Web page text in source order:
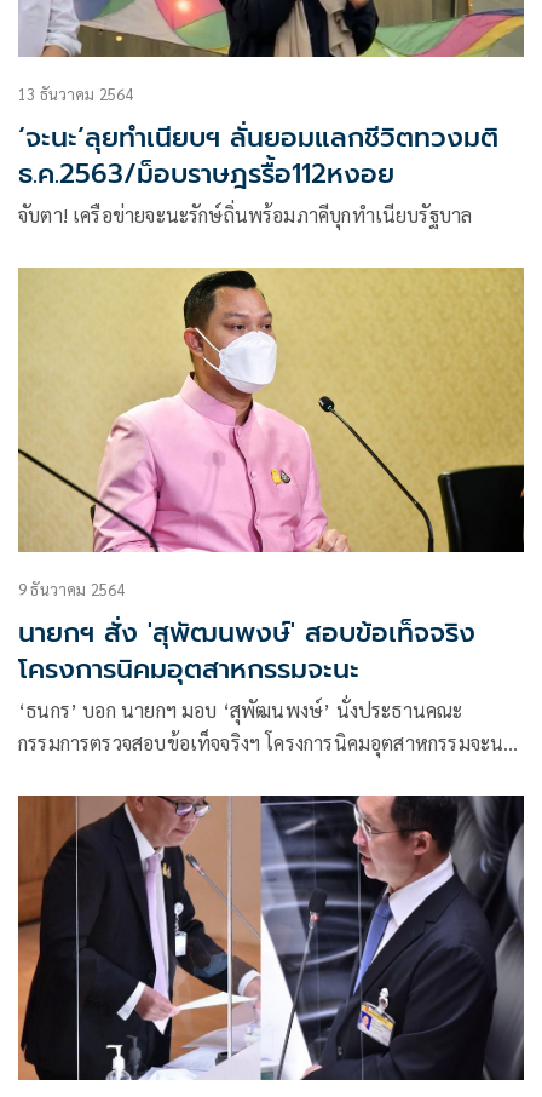
13 ธันวาคม 2564
‘จะนะ’ลุยทำเนียบฯ ลั่นยอมแลกชีวิตทวงมติ
ธ.ค.2563/ม็อบราษฎรรื้อ112หงอย
จับตา! เครือข่ายจะนะรักษ์ถิ่นพร้อมภาคีบุกทำเนียบรัฐบาล
9 ธันวาคม 2564
นายกฯ สั่ง 'สุพัฒนพงษ์' สอบข้อเท็จจริง
โครงการนิคมอุตสาหกรรมจะนะ
‘ธนกร’ บอก นายกฯ มอบ ‘สุพัฒนพงษ์’ นั่งประธานคณะ
กรรมการตรวจสอบข้อเท็จจริงฯ โครงการนิคมอุตสาหกรรมจะนะ